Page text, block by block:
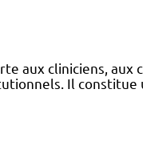
aux cliniciens, aux
Il constitue